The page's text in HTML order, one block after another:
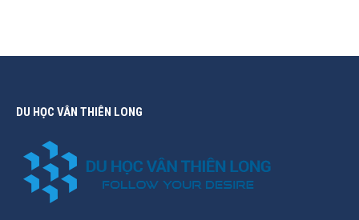
DU HỌC VÂN THIÊN LONG